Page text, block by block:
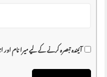
آئیندہ تبصرہ کرنے کے لیے میرا نام